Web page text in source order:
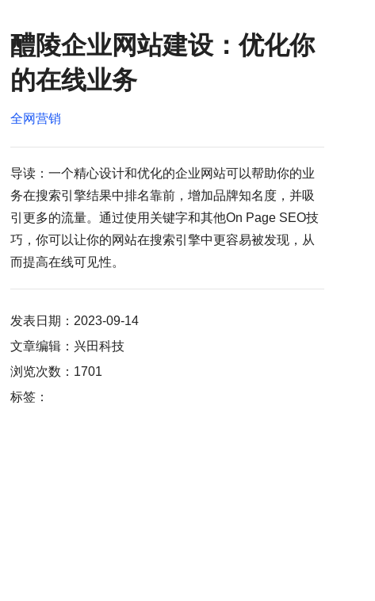
醴陵企业网站建设：优化你
的在线业务
全网营销
导读：一个精心设计和优化的企业网站可以帮助你的业
务在搜索引擎结果中排名靠前，增加品牌知名度，并吸
引更多的流量。通过使用关键字和其他On Page SEO技
巧，你可以让你的网站在搜索引擎中更容易被发现，从
而提高在线可见性。
发表日期：2023-09-14
文章编辑：兴田科技
浏览次数：1701
标签：